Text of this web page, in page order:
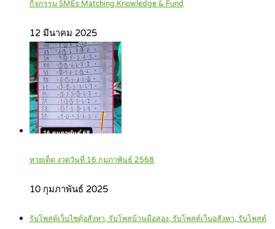
กิจกรรม SMEs Matching Knowledge & Fund
12 มีนาคม 2025
หวยเด็ด งวดวันที่ 16 กุมภาพันธ์ 2568
10 กุมภาพันธ์ 2025
รับโพสต์เว็บไซตฺ์อสังหา, รับโพสบ้านมือสอง, รับโพสต์เว็บอสังหา, รับโพสต์